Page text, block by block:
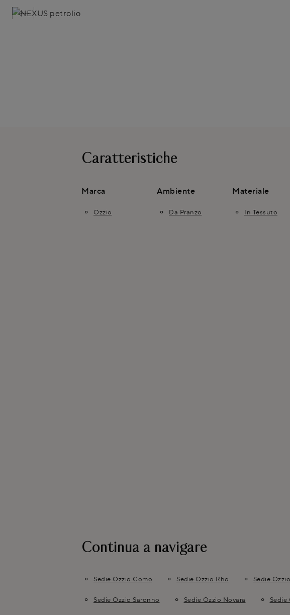
Caratteristiche
Marca
Ozzio
Ambiente
Da Pranzo
Materiale
In Tessuto
Continua a navigare
Sedie Ozzio Como Sedie Ozzio Rho Sedie
Sedie Ozzio Saronno Sedie Ozzio Novara Sedie